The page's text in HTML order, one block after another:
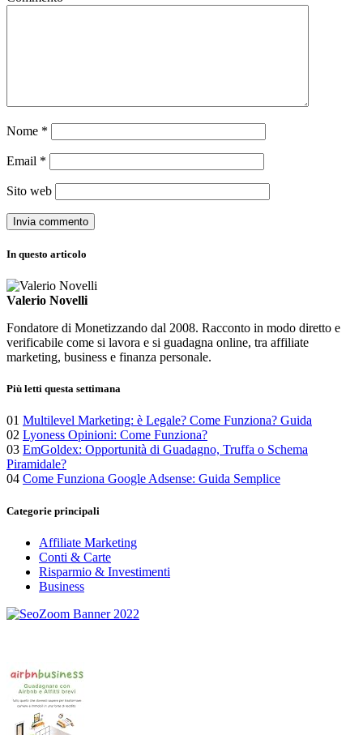
Nome *
Email *
Sito web
In questo articolo
Valerio Novelli
Fondatore di Monetizzando dal 2008. Racconto in modo diretto e
verificabile come si lavora e si guadagna online, tra affiliate
marketing, business e finanza personale.
Più letti questa settimana
01 Multilevel Marketing: è Legale? Come Funziona? Guida
02 Lyoness Opinioni: Come Funziona?
03 EmGoldex: Opportunità di Guadagno, Truffa o Schema
Piramidale?
04 Come Funziona Google Adsense: Guida Semplice
Categorie principali
Affiliate Marketing
Conti & Carte
Risparmio & Investimenti
Business